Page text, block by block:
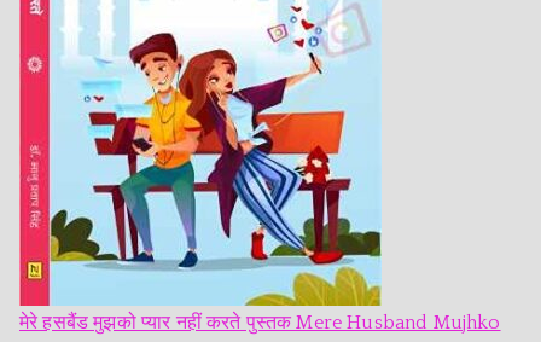
मेरे हसबैंड मुझको प्यार नहीं करते पुस्तक Mere Husband Mujhko